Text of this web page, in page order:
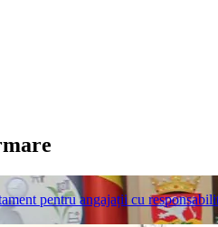
pentru angajații cu